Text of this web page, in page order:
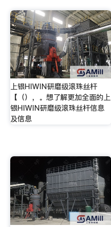
上银HIWIN研磨级滚珠丝杆
【（），。想了解更加全面的上
银HIWIN研磨级滚珠丝杆信息
及信息